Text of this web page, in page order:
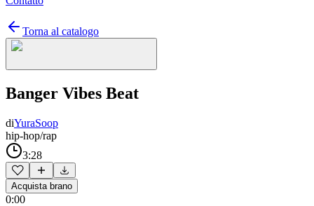
Torna al catalogo
Banger Vibes Beat
diYuraSoop
hip-hop/rap
3:28
Acquista brano
0:00